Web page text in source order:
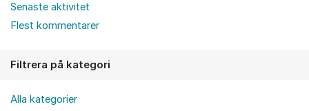
Senaste aktivitet
Flest kommentarer
Filtrera på kategori
Alla kategorier